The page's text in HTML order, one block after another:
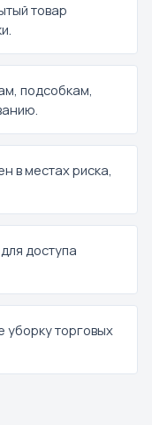
товар
подсобкам,
в местах риска,
доступа
уборку торговых